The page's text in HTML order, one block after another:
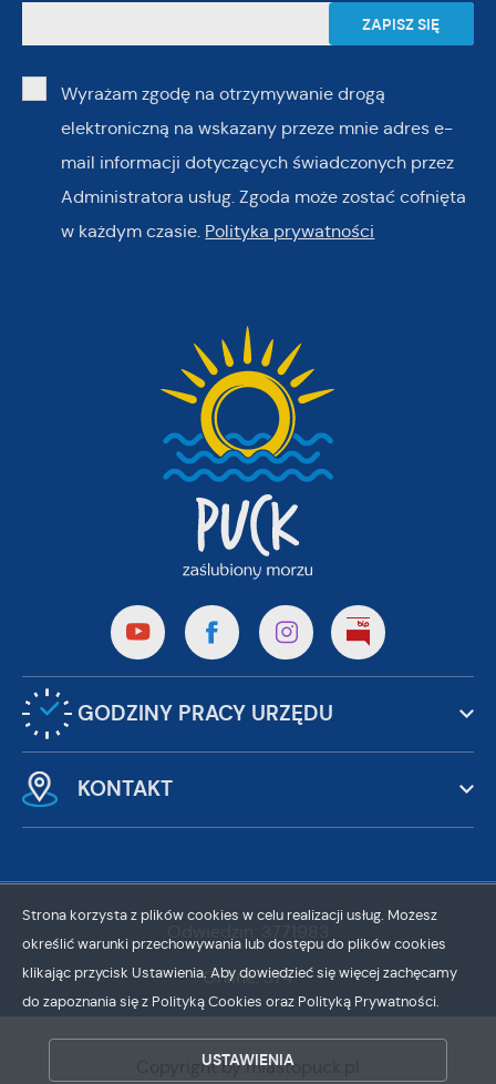
Wyrażam zgodę na otrzymywanie drogą
elektroniczną na wskazany przeze mnie adres e-
mail informacji dotyczących świadczonych przez
Administratora usług. Zgoda może zostać cofnięta
w każdym czasie. Polityka prywatności
GODZINY PRACY URZĘDU
KONTAKT
Online: 374
Copyright by miastopuck.pl
Strona korzysta z plików cookies w celu realizacji usług. Możesz
określić warunki przechowywania lub dostępu do plików cookies
klikając przycisk Ustawienia. Aby dowiedzieć się więcej zachęcamy
do zapoznania się z Polityką Cookies oraz Polityką Prywatności.
USTAWIENIA